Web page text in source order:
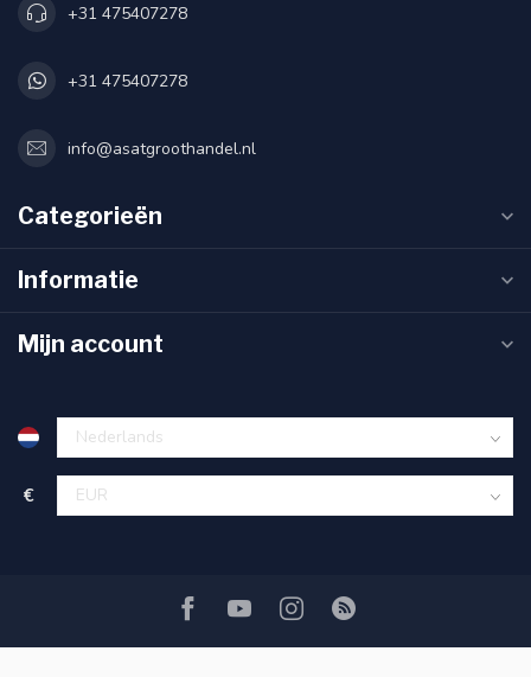
+31 475407278
+31 475407278
info@asatgroothandel.nl
Categorieën
Informatie
Mijn account
€